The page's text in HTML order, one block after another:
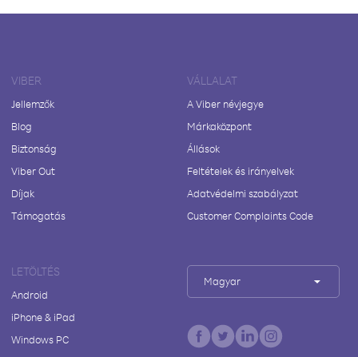
VIBER
Jellemzők
Blog
Biztonság
Viber Out
Díjak
Támogatás
VÁLLALAT
A Viber névjegye
Márkaközpont
Állások
Feltételek és irányelvek
Adatvédelmi szabályzat
Customer Complaints Code
LETÖLTÉS
Android
iPhone & iPad
Windows PC
Magyar